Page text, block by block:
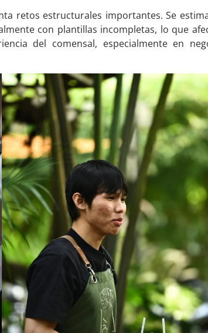
retos estructurales importantes. Se
con plantillas incompletas, lo que
del comensal, especialmente en